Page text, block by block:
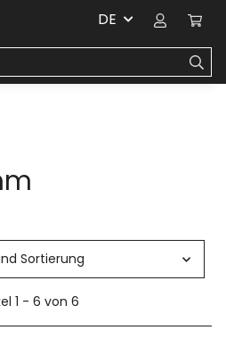
DE
Sortierung
1 - 6 von 6